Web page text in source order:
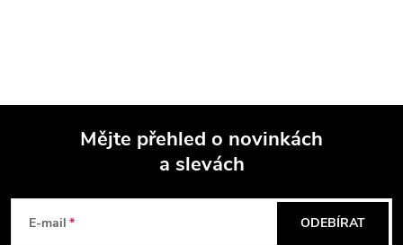
Mějte přehled o novinkách
a slevách
E-mail ODEBÍRAT